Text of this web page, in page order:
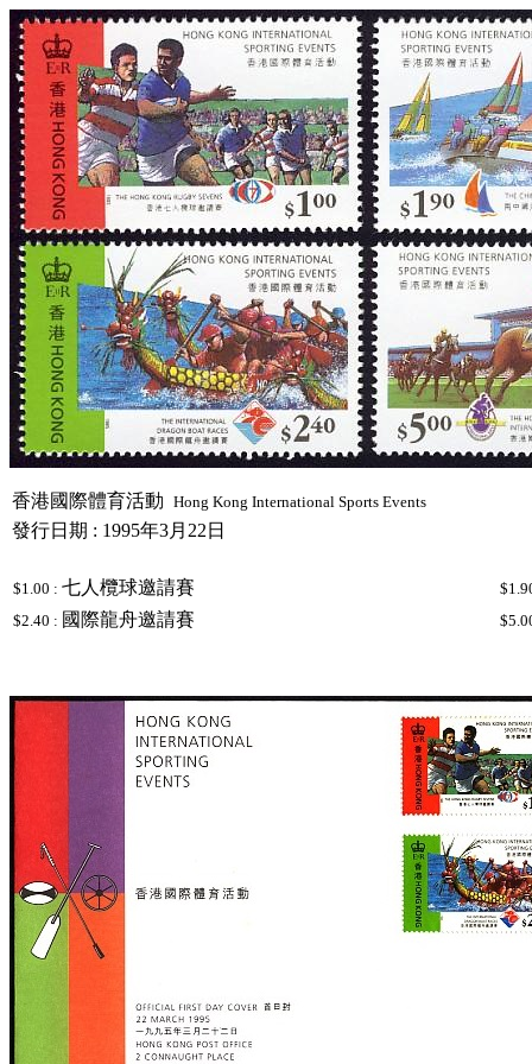
香港國際體育活動 Hong Kong International Sports Events
發行日期 : 1995年3月22日
$1.00 : 七人欖球邀請賽
$2.40 : 國際龍舟邀請賽